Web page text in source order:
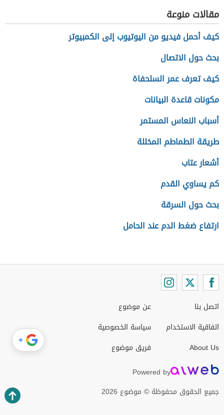
مقالات منوعة
كيف أحمل فيديو من اليوتيوب إلى الكمبيوتر
بحث حول الاتصال
كيف تعرف عمر السلحفاة
مكونات قاعدة البيانات
أسباب النعاس المستمر
طريقة الطماطم المخللة
أشعار عتاب
كم يساوي القدم
بحث حول السرقة
ارتفاع ضغط الدم عند الحامل
اتصل بنا
اتفاقية الاستخدام
About Us
عن موضوع
سياسة الخصوصية
فريق موضوع
Powered by
جميع الحقوق محفوظة © موضوع 2026
+